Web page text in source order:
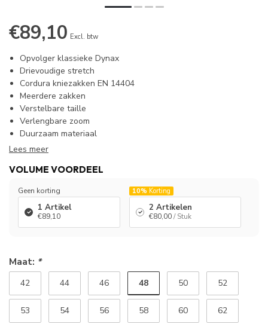
€89,10 Excl. btw
Opvolger klassieke Dynax
Drievoudige stretch
Cordura kniezakken EN 14404
Meerdere zakken
Verstelbare taille
Verlengbare zoom
Duurzaam materiaal
Lees meer
VOLUME VOORDEEL
Geen korting
1 Artikel
€89,10
10% Korting
2 Artikelen
€80,00/ Stuk
Maat: *
42 44 46 48 50 52
53 54 56 58 60 62